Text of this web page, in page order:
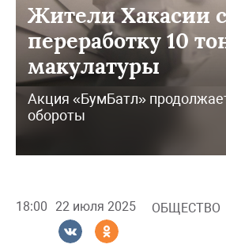
Жители Хакасии
переработку 10
макулатуры
Акция «БумБатл»
обороты
18:00 22 июля 2025 ОБЩЕСТВО